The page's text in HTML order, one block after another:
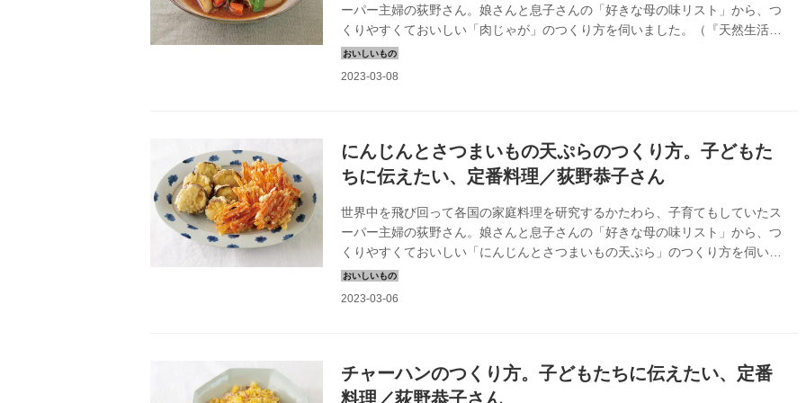
ーパー主婦の荻野さん。娘さんと息子さんの「好きな母の味リスト」から、つ
くりやすくておいしい「肉じゃが」のつくり方を伺いました。（『天然生活』
2020年5月号掲載）
にんじんとさつまいもの天ぷらのつくり方。子どもた
ちに伝えたい、定番料理／荻野恭子さん
世界中を飛び回って各国の家庭料理を研究するかたわら、子育てもしていたス
ーパー主婦の荻野さん。娘さんと息子さんの「好きな母の味リスト」から、つ
くりやすくておいしい「にんじんとさつまいもの天ぷら」のつくり方を伺いま
した。（『天然生活』2020年5月号掲載）
チャーハンのつくり方。子どもたちに伝えたい、定番
料理／荻野恭子さん